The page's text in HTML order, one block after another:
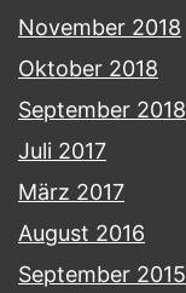
November 2018
Oktober 2018
September 2018
Juli 2017
März 2017
August 2016
September 2015